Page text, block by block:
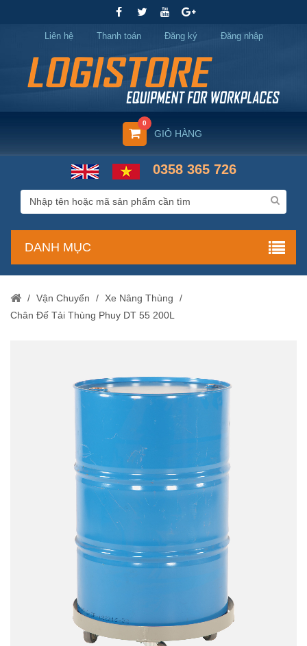
Liên hệ Thanh toán Đăng ký Đăng nhập
GIỎ HÀNG
0
0358 365 726
DANH MỤC
/ Vận Chuyển / Xe Nâng Thùng
/
Chân Đế Tải Thùng Phuy DT 55 200L